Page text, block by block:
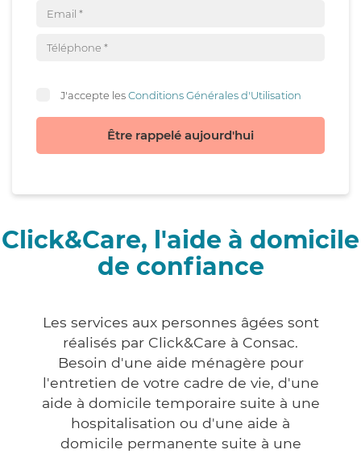
J'accepte lesConditions Générales d'Utilisation
Être rappelé aujourd'hui
Click&Care, l'aide à domicile
de confiance
Les services aux personnes âgées sont
réalisés par Click&Care à Consac.
Besoin d'une aide ménagère pour
l'entretien de votre cadre de vie, d'une
aide à domicile temporaire suite à une
hospitalisation ou d'une aide à
domicile permanente suite à une